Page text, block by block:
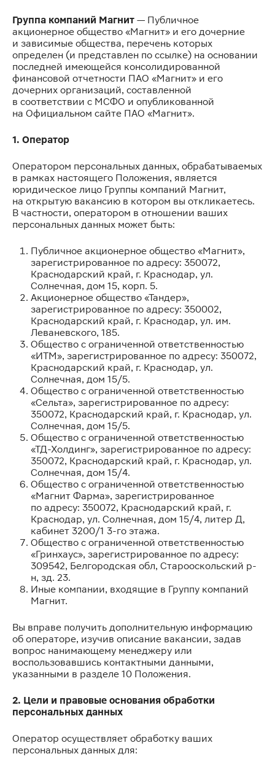
Группа компаний Магнит — Публичное
акционерное общество «Магнит» и его дочерние
и зависимые общества, перечень которых
определен (и представлен по ссылке) на основании
последней имеющейся консолидированной
финансовой отчетности ПАО «Магнит» и его
дочерних организаций, составленной
в соответствии с МСФО и опубликованной
на Официальном сайте ПАО «Магнит».
1. Оператор
Оператором персональных данных, обрабатываемых
в рамках настоящего Положения, является
юридическое лицо Группы компаний Магнит,
на открытую вакансию в котором вы откликаетесь.
В частности, оператором в отношении ваших
персональных данных может быть:
Публичное акционерное общество «Магнит»,
зарегистрированное по адресу: 350072,
Краснодарский край, г. Краснодар, ул.
Солнечная, дом 15, корп. 5.
Акционерное общество «Тандер»,
зарегистрированное по адресу: 350002,
Краснодарский край, г. Краснодар, ул. им.
Леваневского, 185.
Общество с ограниченной ответственностью
«ИТМ», зарегистрированное по адресу: 350072,
Краснодарский край, г. Краснодар, ул.
Солнечная, дом 15/5.
Общество с ограниченной ответственностью
«Сельта», зарегистрированное по адресу:
350072, Краснодарский край, г. Краснодар, ул.
Солнечная, дом 15/5.
Общество с ограниченной ответственностью
«ТД-Холдинг», зарегистрированное по адресу:
350072, Краснодарский край, г. Краснодар, ул.
Солнечная, дом 15/4.
Общество с ограниченной ответственностью
«Магнит Фарма», зарегистрированное
по адресу: 350072, Краснодарский край, г.
Краснодар, ул. Солнечная, дом 15/4, литер Д,
кабинет 3200/1 3-го этажа.
Общество с ограниченной ответственностью
«Гринхаус», зарегистрированное по адресу:
309542, Белгородская обл, Старооскольский р-
н, зд. 23.
Иные компании, входящие в Группу компаний
Магнит.
Вы вправе получить дополнительную информацию
об операторе, изучив описание вакансии, задав
вопрос нанимающему менеджеру или
воспользовавшись контактными данными,
указанными в разделе 10 Положения.
2. Цели и правовые основания обработки
персональных данных
Оператор осуществляет обработку ваших
персональных данных для: